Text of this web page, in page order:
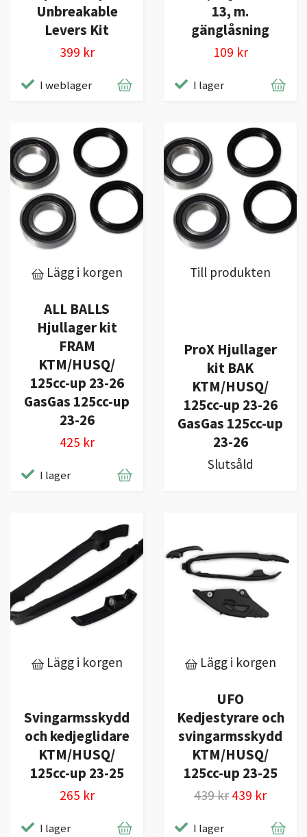
Unbreakable
Levers Kit
399 kr
I weblager
13, m.
gänglåsning
109 kr
I lager
Lägg i korgen
ALL BALLS
Hjullager kit
FRAM
KTM/HUSQ/
125cc-up 23-26
GasGas 125cc-up
23-26
425 kr
I lager
Till produkten
ProX Hjullager
kit BAK
KTM/HUSQ/
125cc-up 23-26
GasGas 125cc-up
23-26
Slutsåld
Lägg i korgen
Svingarmsskydd
och kedjeglidare
KTM/HUSQ/
125cc-up 23-25
265 kr
I lager
Lägg i korgen
UFO
Kedjestyrare och
svingarmsskydd
KTM/HUSQ/
125cc-up 23-25
439 kr 439 kr
I lager